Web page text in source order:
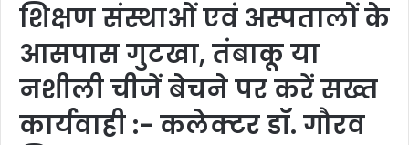
शिक्षण संस्थाओं एवं अस्पतालों के
आसपास गुटखा, तंबाकू या
नशीली चीजें बेचने पर करें सख्त
कार्यवाही :- कलेक्टर डॉ. गौरव